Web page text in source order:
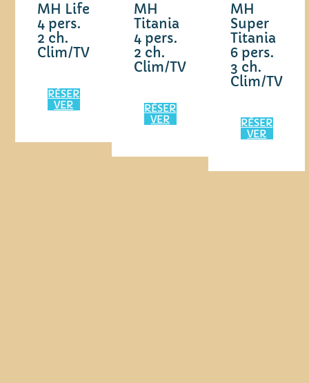
MH Life
4 pers.
2 ch.
Clim/TV
RÉSER
VER
MH
Titania
4 pers.
2 ch.
Clim/TV
RÉSER
VER
MH
Super
Titania
6 pers.
3 ch.
Clim/TV
RÉSER
VER